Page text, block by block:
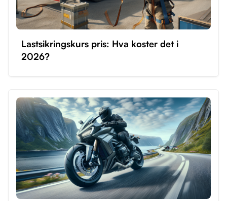
Lastsikringskurs pris: Hva koster det i
2026?